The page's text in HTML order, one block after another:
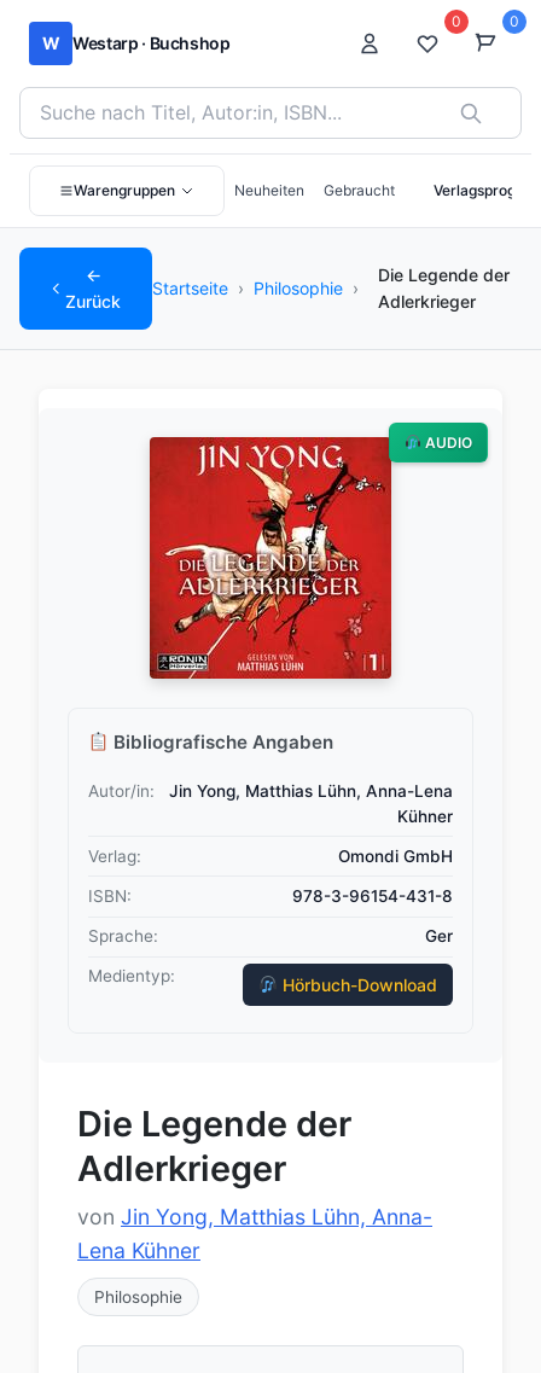
W Westarp · Buchshop
Bücher suchen nach Titel, Autor:in oder ISBN
0 0
Warengruppen Neuheiten Gebraucht
←
Zurück
Startseite › Philosophie ›
Die Legende der
Adlerkrieger
Bibliografische Angaben
Autor/in:
Jin Yong, Matthias Lühn, Anna-Lena
Kühner
Verlag: Omondi GmbH
ISBN: 978-3-96154-431-8
Sprache: Ger
Medientyp: Hörbuch-Download
AUDIO
Die Legende der
Adlerkrieger
von Jin Yong, Matthias Lühn, Anna-
Lena Kühner
Philosophie